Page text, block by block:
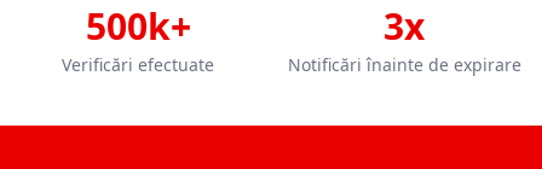
500k+
Verificări efectuate
3x
Notificări înainte de expirare